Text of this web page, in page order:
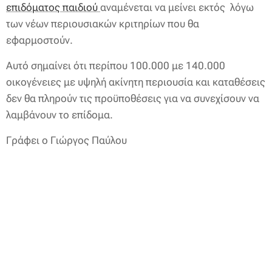
επιδόματος παιδιού αναμένεται να μείνει εκτός λόγω
των νέων περιουσιακών κριτηρίων που θα
εφαρμοστούν.
Αυτό σημαίνει ότι περίπου 100.000 με 140.000
οικογένειες με υψηλή ακίνητη περιουσία και καταθέσεις
δεν θα πληρούν τις προϋποθέσεις για να συνεχίσουν να
λαμβάνουν το επίδομα.
Γράφει ο Γιώργος Παύλου